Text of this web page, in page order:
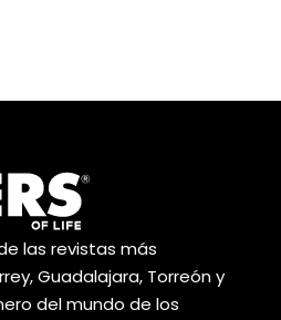
las revistas más
Guadalajara, Torreón y
del mundo de los